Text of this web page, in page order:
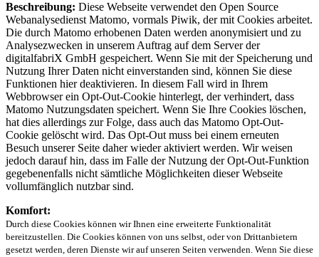
Beschreibung: Diese Webseite verwendet den Open Source
Webanalysedienst Matomo, vormals Piwik, der mit Cookies arbeitet.
Die durch Matomo erhobenen Daten werden anonymisiert und zu
Analysezwecken in unserem Auftrag auf dem Server der
digitalfabriX GmbH gespeichert. Wenn Sie mit der Speicherung und
Nutzung Ihrer Daten nicht einverstanden sind, können Sie diese
Funktionen hier deaktivieren. In diesem Fall wird in Ihrem
Webbrowser ein Opt-Out-Cookie hinterlegt, der verhindert, dass
Matomo Nutzungsdaten speichert. Wenn Sie Ihre Cookies löschen,
hat dies allerdings zur Folge, dass auch das Matomo Opt-Out-
Cookie gelöscht wird. Das Opt-Out muss bei einem erneuten
Besuch unserer Seite daher wieder aktiviert werden. Wir weisen
jedoch darauf hin, dass im Falle der Nutzung der Opt-Out-Funktion
gegebenenfalls nicht sämtliche Möglichkeiten dieser Webseite
vollumfänglich nutzbar sind.
Komfort:
Durch diese Cookies können wir Ihnen eine erweiterte Funktionalität
bereitzustellen. Die Cookies können von uns selbst, oder von Drittanbietern
gesetzt werden, deren Dienste wir auf unseren Seiten verwenden. Wenn Sie diese